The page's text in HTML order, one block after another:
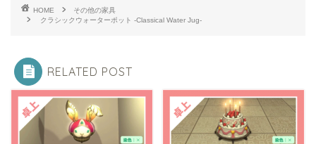
HOME
その他の家具
クラシックウォーターポット -Classical Water Jug-
RELATED POST